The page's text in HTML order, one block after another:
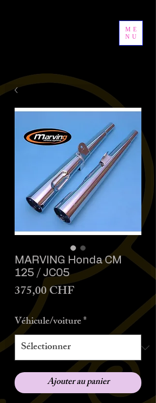
ME
NU
MARVING Honda CM
125 / JC05
375,00 CHFPrix
Véhicule/voiture*
Ajouter au panier